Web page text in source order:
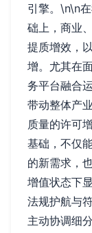
引擎。\n\n
础上，商业
提质增效，
增。尤其在
务平台融合
带动整体产
质量的许可
基础，不仅
的新需求，
增值状态下
法规护航与
主动协调细